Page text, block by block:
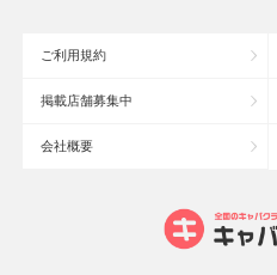
沖縄県
大宮のキャバクラ
池袋駅（西口）の
ご利用規約
掲載店舗募集中
会社概要